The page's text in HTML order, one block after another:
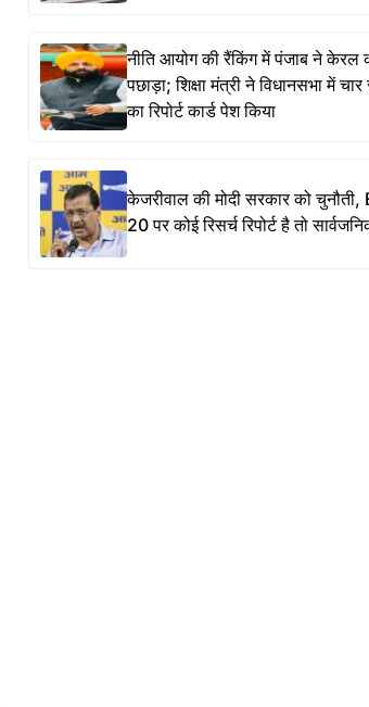
नीति आयोग की रैंकिंग में पंजाब ने केरल
पछाड़ा; शिक्षा मंत्री ने विधानसभा में चार
का रिपोर्ट कार्ड पेश किया
केजरीवाल की मोदी सरकार को चुनौती,
20 पर कोई रिसर्च रिपोर्ट है तो